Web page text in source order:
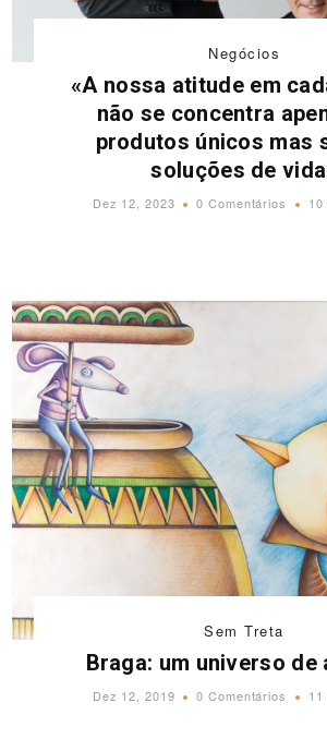
Negócios
«A nossa atitude em
não se concentra
produtos únicos mas
soluções de
Dez 12, 2023 0 Comentários
Sem Treta
Braga: um universo de
Dez 12, 2019 0 Comentários